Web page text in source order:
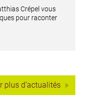
Crépel vous
pour raconter
plus d’actualités